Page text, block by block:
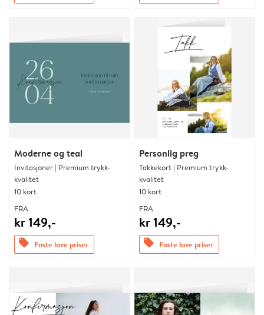
Moderne og teal
Invitasjoner | Premium trykk-
kvalitet
10 kort
FRA
kr 149,-
offers Faste lave priser
Personlig preg
Takkekort | Premium trykk-
kvalitet
10 kort
FRA
kr 149,-
offers Faste lave priser